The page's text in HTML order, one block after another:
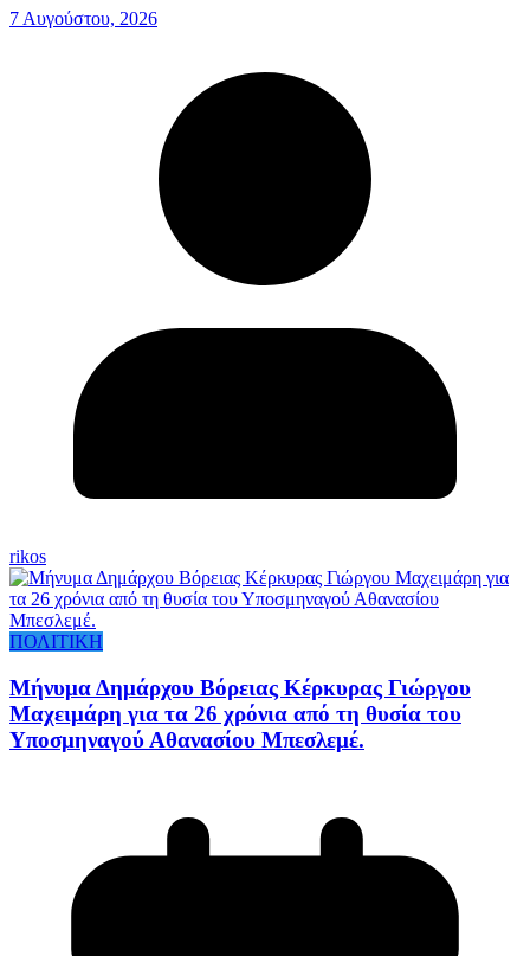
7 Αυγούστου, 2026
rikos
ΠΟΛΙΤΙΚΗ
Μήνυμα Δημάρχου Βόρειας Κέρκυρας Γιώργου
Μαχειμάρη για τα 26 χρόνια από τη θυσία του
Υποσμηναγού Αθανασίου Μπεσλεμέ.